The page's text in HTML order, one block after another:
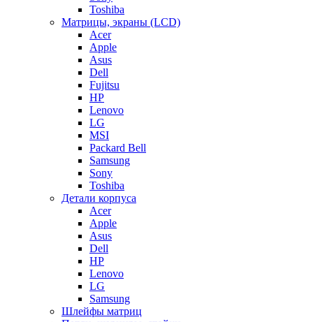
Toshiba
Матрицы, экраны (LCD)
Acer
Apple
Asus
Dell
Fujitsu
HP
Lenovo
LG
MSI
Packard Bell
Samsung
Sony
Toshiba
Детали корпуса
Acer
Apple
Asus
Dell
HP
Lenovo
LG
Samsung
Шлейфы матриц